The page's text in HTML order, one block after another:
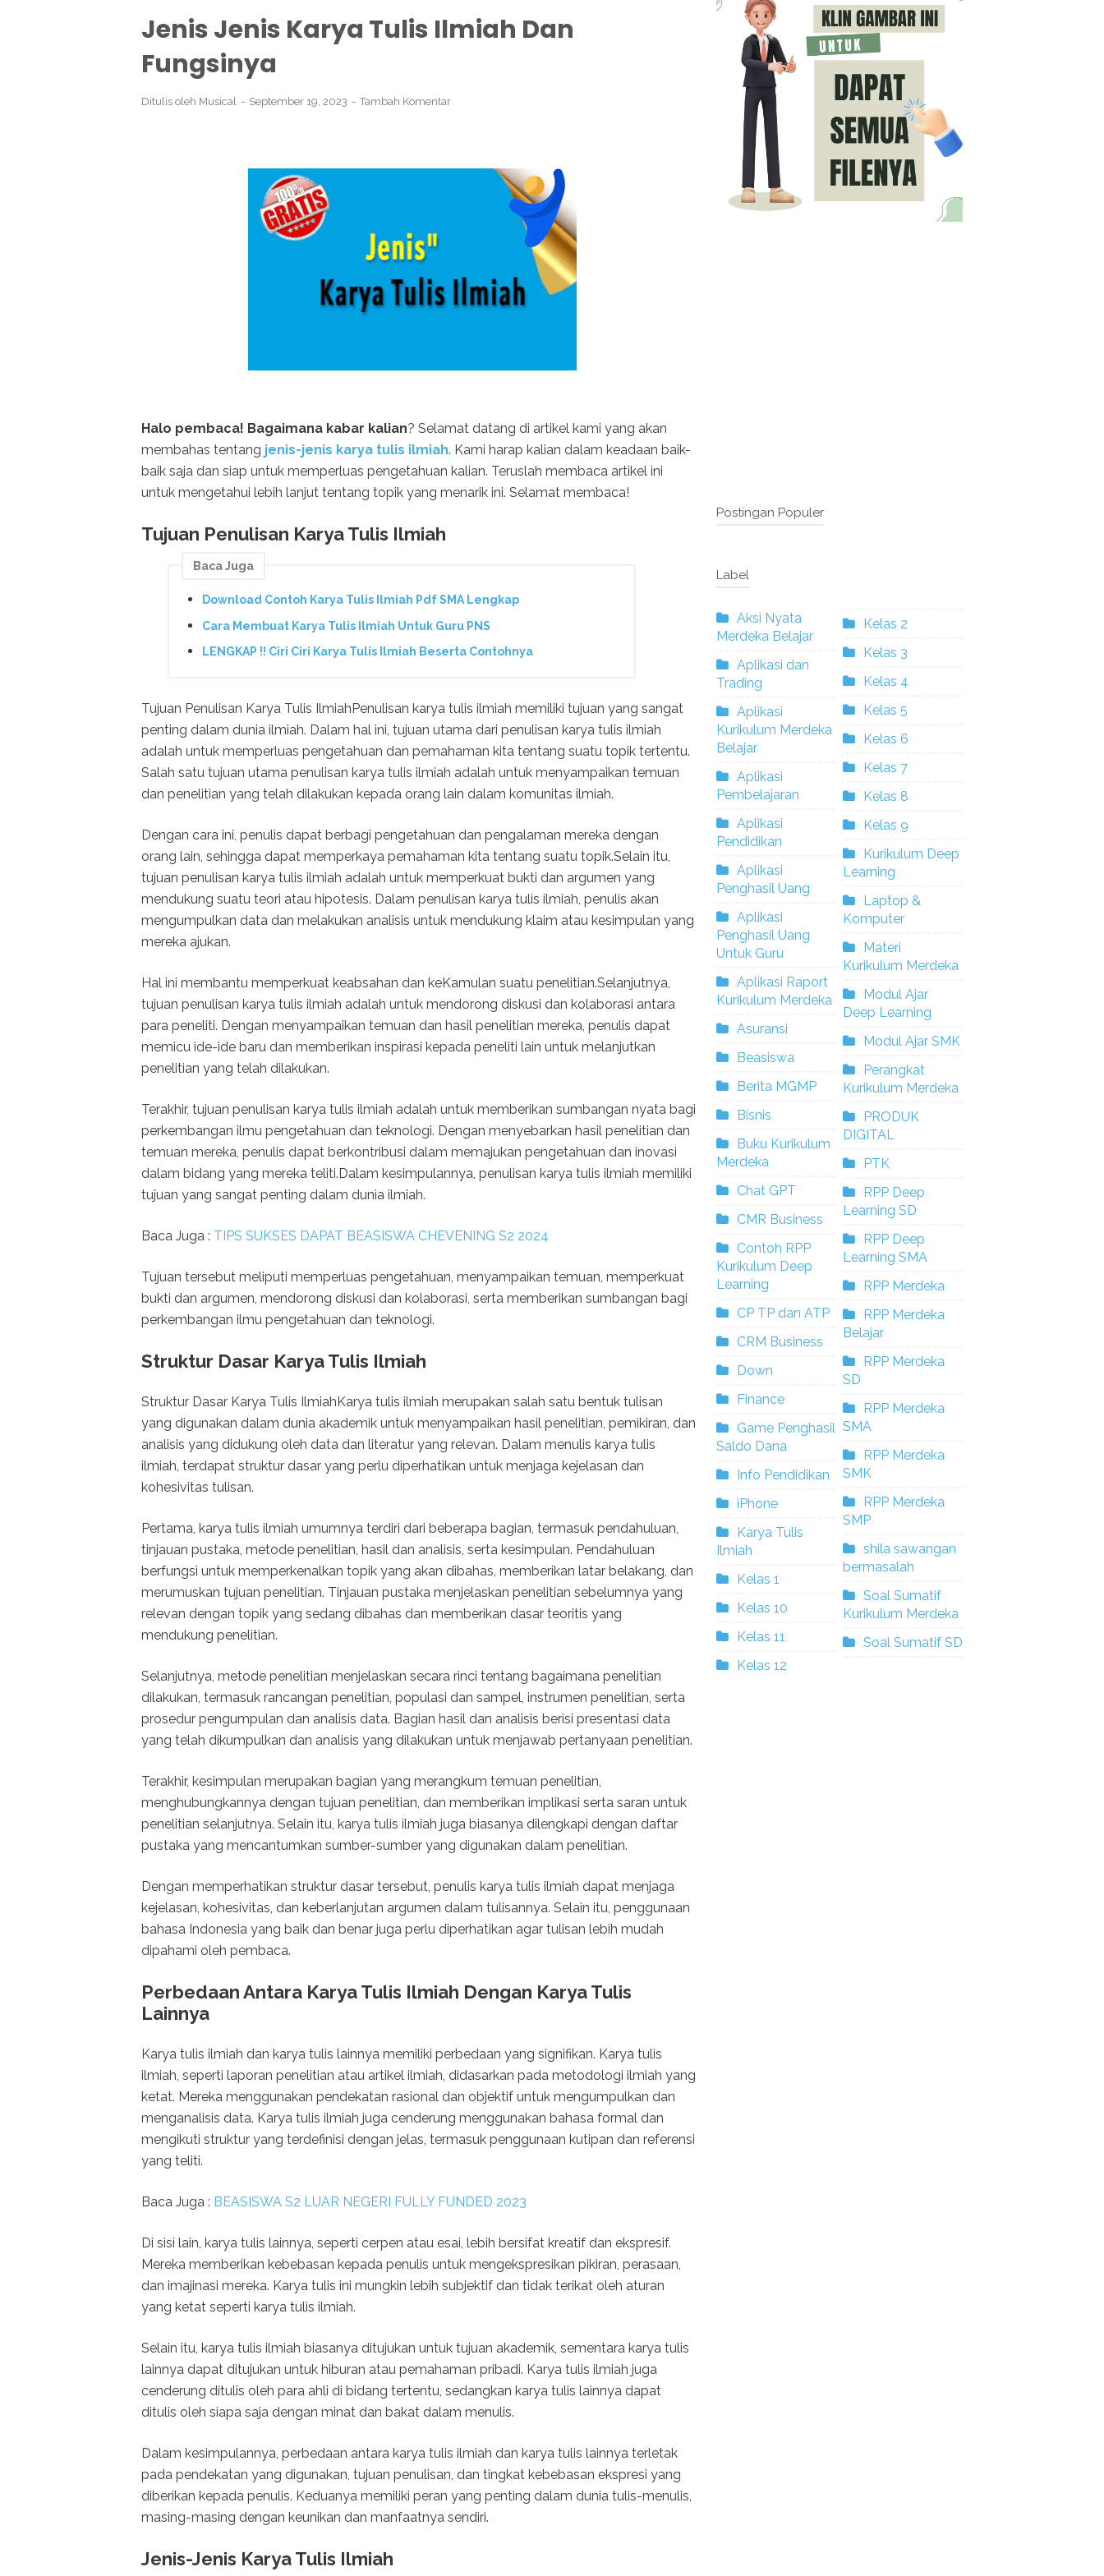
Jenis Jenis Karya Tulis Ilmiah Dan
Fungsinya
Ditulis oleh Musical September 19, 2023 Tambah Komentar
Halo pembaca! Bagaimana kabar kalian? Selamat datang di artikel kami yang akan
membahas tentang jenis-jenis karya tulis ilmiah. Kami harap kalian dalam keadaan baik-
baik saja dan siap untuk memperluas pengetahuan kalian. Teruslah membaca artikel ini
untuk mengetahui lebih lanjut tentang topik yang menarik ini. Selamat membaca!
Tujuan Penulisan Karya Tulis Ilmiah
Baca Juga
Download Contoh Karya Tulis Ilmiah Pdf SMA Lengkap
Cara Membuat Karya Tulis Ilmiah Untuk Guru PNS
LENGKAP !! Ciri Ciri Karya Tulis Ilmiah Beserta Contohnya
Tujuan Penulisan Karya Tulis IlmiahPenulisan karya tulis ilmiah memiliki tujuan yang sangat
penting dalam dunia ilmiah. Dalam hal ini, tujuan utama dari penulisan karya tulis ilmiah
adalah untuk memperluas pengetahuan dan pemahaman kita tentang suatu topik tertentu.
Salah satu tujuan utama penulisan karya tulis ilmiah adalah untuk menyampaikan temuan
dan penelitian yang telah dilakukan kepada orang lain dalam komunitas ilmiah.
Dengan cara ini, penulis dapat berbagi pengetahuan dan pengalaman mereka dengan
orang lain, sehingga dapat memperkaya pemahaman kita tentang suatu topik.Selain itu,
tujuan penulisan karya tulis ilmiah adalah untuk memperkuat bukti dan argumen yang
mendukung suatu teori atau hipotesis. Dalam penulisan karya tulis ilmiah, penulis akan
mengumpulkan data dan melakukan analisis untuk mendukung klaim atau kesimpulan yang
mereka ajukan.
Hal ini membantu memperkuat keabsahan dan keKamulan suatu penelitian.Selanjutnya,
tujuan penulisan karya tulis ilmiah adalah untuk mendorong diskusi dan kolaborasi antara
para peneliti. Dengan menyampaikan temuan dan hasil penelitian mereka, penulis dapat
memicu ide-ide baru dan memberikan inspirasi kepada peneliti lain untuk melanjutkan
penelitian yang telah dilakukan.
Terakhir, tujuan penulisan karya tulis ilmiah adalah untuk memberikan sumbangan nyata bagi
perkembangan ilmu pengetahuan dan teknologi. Dengan menyebarkan hasil penelitian dan
temuan mereka, penulis dapat berkontribusi dalam memajukan pengetahuan dan inovasi
dalam bidang yang mereka teliti.Dalam kesimpulannya, penulisan karya tulis ilmiah memiliki
tujuan yang sangat penting dalam dunia ilmiah.
Baca Juga : TIPS SUKSES DAPAT BEASISWA CHEVENING S2 2024
Tujuan tersebut meliputi memperluas pengetahuan, menyampaikan temuan, memperkuat
bukti dan argumen, mendorong diskusi dan kolaborasi, serta memberikan sumbangan bagi
perkembangan ilmu pengetahuan dan teknologi.
Struktur Dasar Karya Tulis Ilmiah
Struktur Dasar Karya Tulis IlmiahKarya tulis ilmiah merupakan salah satu bentuk tulisan
yang digunakan dalam dunia akademik untuk menyampaikan hasil penelitian, pemikiran, dan
analisis yang didukung oleh data dan literatur yang relevan. Dalam menulis karya tulis
ilmiah, terdapat struktur dasar yang perlu diperhatikan untuk menjaga kejelasan dan
kohesivitas tulisan.
Pertama, karya tulis ilmiah umumnya terdiri dari beberapa bagian, termasuk pendahuluan,
tinjauan pustaka, metode penelitian, hasil dan analisis, serta kesimpulan. Pendahuluan
berfungsi untuk memperkenalkan topik yang akan dibahas, memberikan latar belakang, dan
merumuskan tujuan penelitian. Tinjauan pustaka menjelaskan penelitian sebelumnya yang
relevan dengan topik yang sedang dibahas dan memberikan dasar teoritis yang
mendukung penelitian.
Selanjutnya, metode penelitian menjelaskan secara rinci tentang bagaimana penelitian
dilakukan, termasuk rancangan penelitian, populasi dan sampel, instrumen penelitian, serta
prosedur pengumpulan dan analisis data. Bagian hasil dan analisis berisi presentasi data
yang telah dikumpulkan dan analisis yang dilakukan untuk menjawab pertanyaan penelitian.
Terakhir, kesimpulan merupakan bagian yang merangkum temuan penelitian,
menghubungkannya dengan tujuan penelitian, dan memberikan implikasi serta saran untuk
penelitian selanjutnya. Selain itu, karya tulis ilmiah juga biasanya dilengkapi dengan daftar
pustaka yang mencantumkan sumber-sumber yang digunakan dalam penelitian.
Dengan memperhatikan struktur dasar tersebut, penulis karya tulis ilmiah dapat menjaga
kejelasan, kohesivitas, dan keberlanjutan argumen dalam tulisannya. Selain itu, penggunaan
bahasa Indonesia yang baik dan benar juga perlu diperhatikan agar tulisan lebih mudah
dipahami oleh pembaca.
Perbedaan Antara Karya Tulis Ilmiah Dengan Karya Tulis
Lainnya
Karya tulis ilmiah dan karya tulis lainnya memiliki perbedaan yang signifikan. Karya tulis
ilmiah, seperti laporan penelitian atau artikel ilmiah, didasarkan pada metodologi ilmiah yang
ketat. Mereka menggunakan pendekatan rasional dan objektif untuk mengumpulkan dan
menganalisis data. Karya tulis ilmiah juga cenderung menggunakan bahasa formal dan
mengikuti struktur yang terdefinisi dengan jelas, termasuk penggunaan kutipan dan referensi
yang teliti.
Baca Juga : BEASISWA S2 LUAR NEGERI FULLY FUNDED 2023
Di sisi lain, karya tulis lainnya, seperti cerpen atau esai, lebih bersifat kreatif dan ekspresif.
Mereka memberikan kebebasan kepada penulis untuk mengekspresikan pikiran, perasaan,
dan imajinasi mereka. Karya tulis ini mungkin lebih subjektif dan tidak terikat oleh aturan
yang ketat seperti karya tulis ilmiah.
Selain itu, karya tulis ilmiah biasanya ditujukan untuk tujuan akademik, sementara karya tulis
lainnya dapat ditujukan untuk hiburan atau pemahaman pribadi. Karya tulis ilmiah juga
cenderung ditulis oleh para ahli di bidang tertentu, sedangkan karya tulis lainnya dapat
ditulis oleh siapa saja dengan minat dan bakat dalam menulis.
Dalam kesimpulannya, perbedaan antara karya tulis ilmiah dan karya tulis lainnya terletak
pada pendekatan yang digunakan, tujuan penulisan, dan tingkat kebebasan ekspresi yang
diberikan kepada penulis. Keduanya memiliki peran yang penting dalam dunia tulis-menulis,
masing-masing dengan keunikan dan manfaatnya sendiri.
Jenis-Jenis Karya Tulis Ilmiah
Postingan Populer
Label
Aksi Nyata
Merdeka Belajar
Aplikasi dan
Trading
Aplikasi
Kurikulum Merdeka
Belajar
Aplikasi
Pembelajaran
Aplikasi
Pendidikan
Aplikasi
Penghasil Uang
Aplikasi
Penghasil Uang
Untuk Guru
Aplikasi Raport
Kurikulum Merdeka
Asuransi
Beasiswa
Berita MGMP
Bisnis
Buku Kurikulum
Merdeka
Chat GPT
CMR Business
Contoh RPP
Kurikulum Deep
Learning
CP TP dan ATP
CRM Business
Down
Finance
Game Penghasil
Saldo Dana
Info Pendidikan
iPhone
Karya Tulis
Ilmiah
Kelas 1
Kelas 10
Kelas 11
Kelas 12
Kelas 2
Kelas 3
Kelas 4
Kelas 5
Kelas 6
Kelas 7
Kelas 8
Kelas 9
Kurikulum Deep
Learning
Laptop &
Komputer
Materi
Kurikulum Merdeka
Modul Ajar
Deep Learning
Modul Ajar SMK
Perangkat
Kurikulum Merdeka
PRODUK
DIGITAL
PTK
RPP Deep
Learning SD
RPP Deep
Learning SMA
RPP Merdeka
RPP Merdeka
Belajar
RPP Merdeka
SD
RPP Merdeka
SMA
RPP Merdeka
SMK
RPP Merdeka
SMP
shila sawangan
bermasalah
Soal Sumatif
Kurikulum Merdeka
Soal Sumatif SD